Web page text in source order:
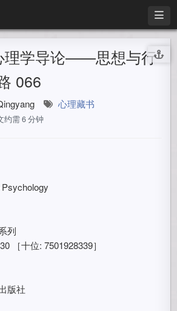
理学导论——思想与行
066
心理藏书
约需 6 分钟
列
［十位: 7501928339］
版社